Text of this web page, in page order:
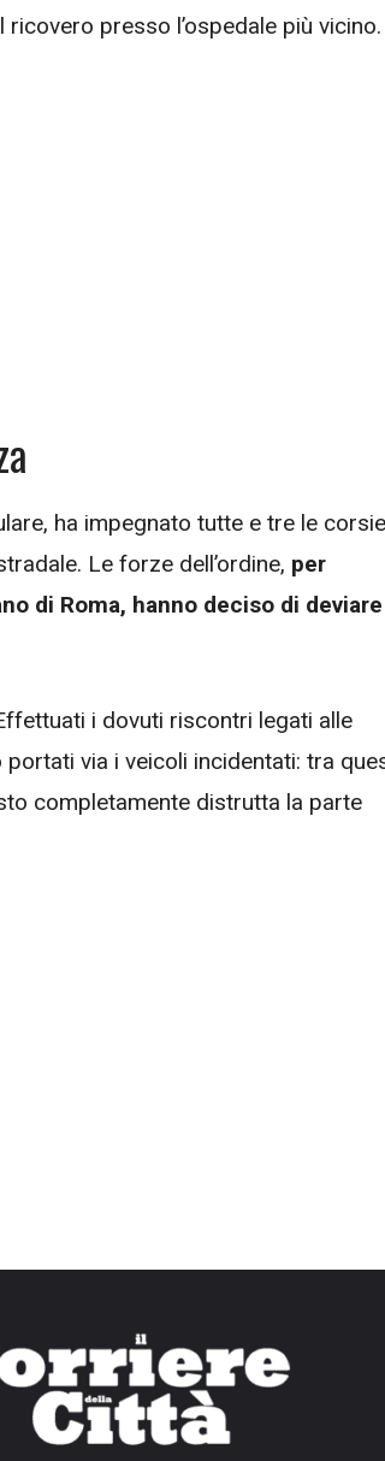
presso l’ospedale più vicino.
ha impegnato tutte e tre le corsie
Le forze dell’ordine, per
di Roma, hanno deciso di
i dovuti riscontri legati alle
via i veicoli incidentati: tra
completamente distrutta la parte